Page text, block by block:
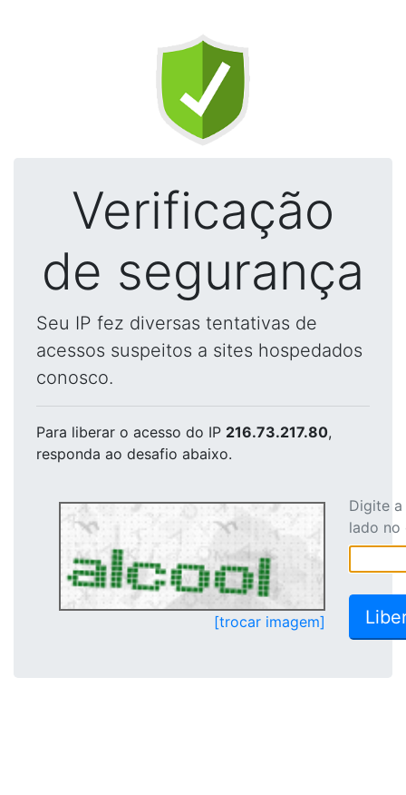
Verificação
de segurança
Seu IP fez diversas tentativas de
acessos suspeitos a sites hospedados
conosco.
Para liberar o acesso do IP 216.73.217.80,
responda ao desafio abaixo.
[trocar imagem]
Digite
lado no